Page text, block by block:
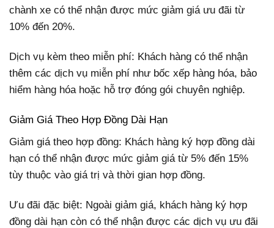
chành xe có thể nhận được mức giảm giá ưu đãi từ
10% đến 20%.
Dịch vụ kèm theo miễn phí: Khách hàng có thể nhận
thêm các dịch vụ miễn phí như bốc xếp hàng hóa, bảo
hiểm hàng hóa hoặc hỗ trợ đóng gói chuyên nghiệp.
Giảm Giá Theo Hợp Đồng Dài Hạn
Giảm giá theo hợp đồng: Khách hàng ký hợp đồng dài
hạn có thể nhận được mức giảm giá từ 5% đến 15%
tùy thuộc vào giá trị và thời gian hợp đồng.
Ưu đãi đặc biệt: Ngoài giảm giá, khách hàng ký hợp
đồng dài hạn còn có thể nhận được các dịch vụ ưu đãi